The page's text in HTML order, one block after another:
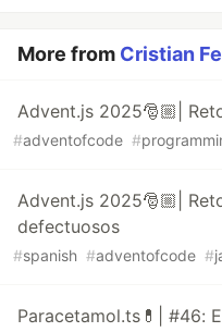
More from Cristian
Advent.js 2025🎅🏼|
#adventofcode #
Advent.js 2025🎅🏼|
defectuosos
#spanish #adventofcode #
Paracetamol.ts💊| #46: